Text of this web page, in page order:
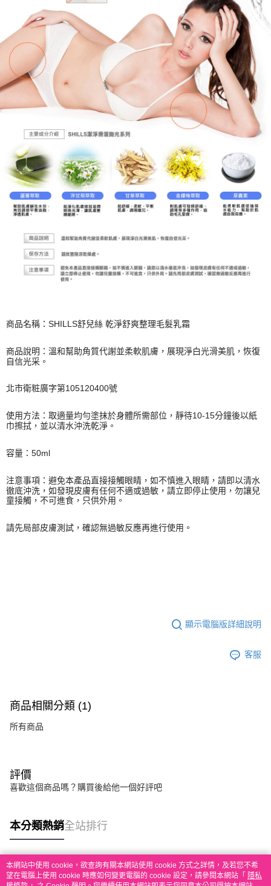
商品名稱：SHILLS舒兒絲 乾淨舒爽整理毛髮乳霜
商品說明：溫和幫助角質代謝並柔軟肌膚，展現淨白光滑美肌，恢復
自信光采。
北市衛粧廣字第105120400號
使用方法：取適量均勻塗抹於身體所需部位，靜待10-15分鐘後以紙
巾擦拭，並以清水沖洗乾淨。
容量：50ml
注意事項：避免本產品直接接觸眼睛，如不慎進入眼睛，請即以清水
徹底沖洗，如發現皮膚有任何不適或過敏，請立即停止使用，勿讓兒
童接觸，不可進食，只供外用。
請先局部皮膚測試，確認無過敏反應再進行使用。
顯示電腦版詳細說明
客服
商品相關分類 (1)
所有商品
評價
喜歡這個商品嗎？購買後給他一個好評吧
本分類熱銷全站排行
熱門標籤
本網站中使用 cookie，欲查詢有關本網站使用 cookie 方式之詳情，及若您不希
望在電腦上使用 cookie 時應如何變更電腦的 cookie 設定，請參閱本網站「 隱私